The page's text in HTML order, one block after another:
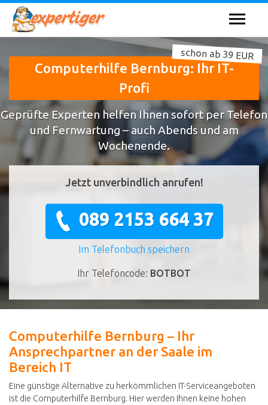
Computerhilfe Bernburg: Ihr IT-
Profi
schon ab 39 EUR
Geprüfte Experten helfen Ihnen sofort per Telefon
und Fernwartung – auch Abends und am
Wochenende.
Jetzt unverbindlich anrufen!
089 2153 664 37
Im Telefonbuch speichern
Ihr Telefoncode: BOTBOT
Computerhilfe Bernburg – Ihr
Ansprechpartner an der Saale im
Bereich IT
Eine günstige Alternative zu herkömmlichen IT-Serviceangeboten
ist die Computerhilfe Bernburg. Hier werden Ihnen keine hohen